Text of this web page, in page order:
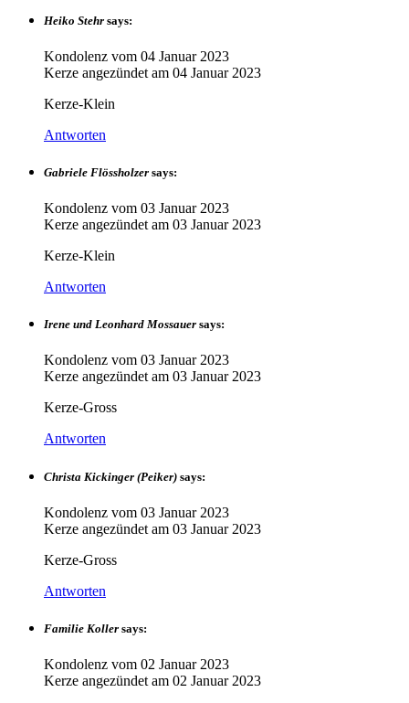
Heiko Stehr says:
Kondolenz vom 04 Januar 2023
Kerze angezündet am 04 Januar 2023
Kerze-Klein
Antworten
Gabriele Flössholzer says:
Kondolenz vom 03 Januar 2023
Kerze angezündet am 03 Januar 2023
Kerze-Klein
Antworten
Irene und Leonhard Mossauer says:
Kondolenz vom 03 Januar 2023
Kerze angezündet am 03 Januar 2023
Kerze-Gross
Antworten
Christa Kickinger (Peiker) says:
Kondolenz vom 03 Januar 2023
Kerze angezündet am 03 Januar 2023
Kerze-Gross
Antworten
Familie Koller says:
Kondolenz vom 02 Januar 2023
Kerze angezündet am 02 Januar 2023